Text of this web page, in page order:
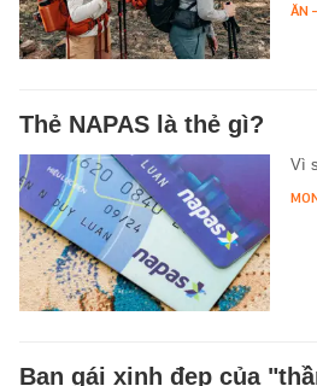
ĂN
Thẻ NAPAS là thẻ gì?
Vì
Bạn gái xinh đẹp của